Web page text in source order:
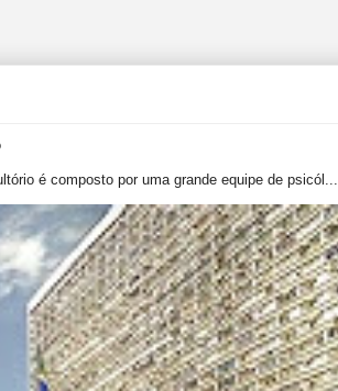
é composto por uma grande equipe de psicól...